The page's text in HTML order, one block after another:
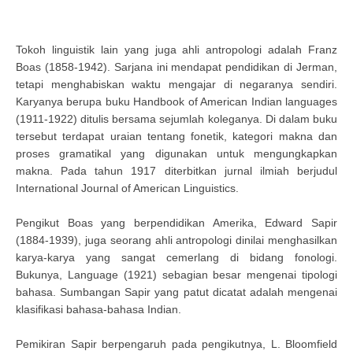
Tokoh linguistik lain yang juga ahli antropologi adalah Franz
Boas (1858-1942). Sarjana ini mendapat pendidikan di Jerman,
tetapi menghabiskan waktu mengajar di negaranya sendiri.
Karyanya berupa buku Handbook of American Indian languages
(1911-1922) ditulis bersama sejumlah koleganya. Di dalam buku
tersebut terdapat uraian tentang fonetik, kategori makna dan
proses gramatikal yang digunakan untuk mengungkapkan
makna. Pada tahun 1917 diterbitkan jurnal ilmiah berjudul
International Journal of American Linguistics.
Pengikut Boas yang berpendidikan Amerika, Edward Sapir
(1884-1939), juga seorang ahli antropologi dinilai menghasilkan
karya-karya yang sangat cemerlang di bidang fonologi.
Bukunya, Language (1921) sebagian besar mengenai tipologi
bahasa. Sumbangan Sapir yang patut dicatat adalah mengenai
klasifikasi bahasa-bahasa Indian.
Pemikiran Sapir berpengaruh pada pengikutnya, L. Bloomfield